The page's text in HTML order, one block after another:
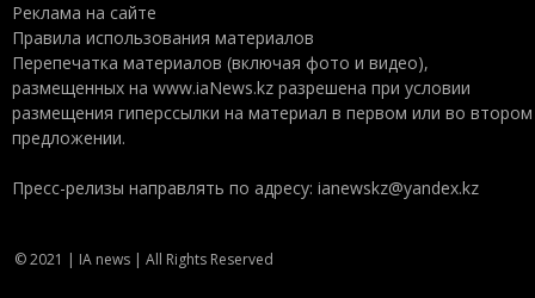
Реклама на сайте
Правила использования материалов
Перепечатка материалов (включая фото и видео),
размещенных на www.iaNews.kz разрешена при условии
размещения гиперссылки на материал в первом или во втором
предложении.
Пресс-релизы направлять по адресу: ianewskz@yandex.kz
© 2021 | IA news | All Rights Reserved